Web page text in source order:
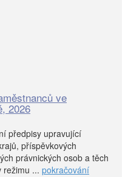
ve
2026
předpisy upravující
příspěvkových
právnických osob a těch
režimu ... pokračování